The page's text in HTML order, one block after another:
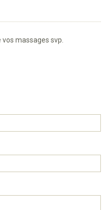
massages svp.